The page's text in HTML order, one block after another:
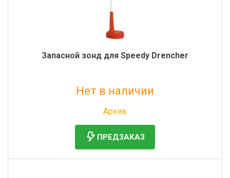
Запасной зонд для Speedy Drencher
Нет в наличии
Архив
ПРЕДЗАКАЗ